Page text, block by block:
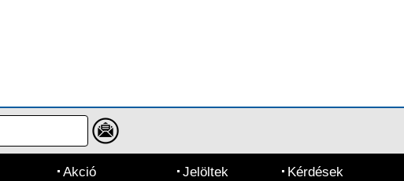
Akció Jelöltek Kérdések